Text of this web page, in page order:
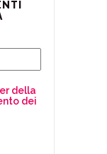
della
dei